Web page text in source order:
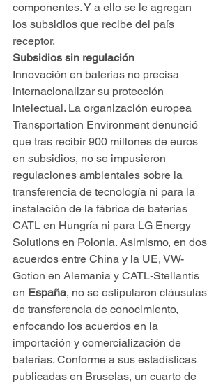
componentes. Y a ello se le agregan
los subsidios que recibe del país
receptor.
Subsidios sin regulación
Innovación en baterías no precisa
internacionalizar su protección
intelectual. La organización europea
Transportation Environment denunció
que tras recibir 900 millones de euros
en subsidios, no se impusieron
regulaciones ambientales sobre la
transferencia de tecnología ni para la
instalación de la fábrica de baterías
CATL en Hungría ni para LG Energy
Solutions en Polonia. Asimismo, en dos
acuerdos entre China y la UE, VW-
Gotion en Alemania y CATL-Stellantis
en España, no se estipularon cláusulas
de transferencia de conocimiento,
enfocando los acuerdos en la
importación y comercialización de
baterías. Conforme a sus estadísticas
publicadas en Bruselas, un cuarto de